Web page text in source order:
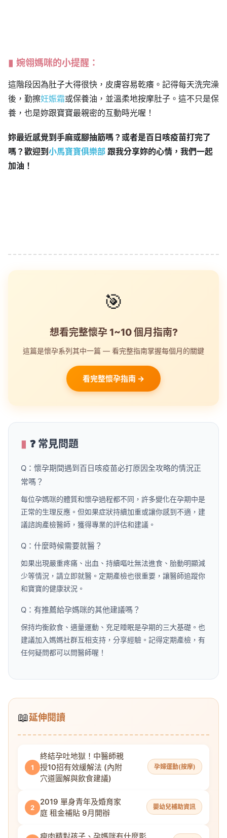
婉翎媽咪的小提醒：
這階段因為肚子大得很快，皮膚容易乾癢。記得每天洗完澡
後，勤擦妊娠霜或保養油，並溫柔地按摩肚子。這不只是保
養，也是妳跟寶寶最親密的互動時光喔！
妳最近感覺到手麻或腳抽筋嗎？或者是百日咳疫苗打完了
嗎？歡迎到 小馬寶寶俱樂部 跟我分享妳的心情，我們一起
加油！
🎯
想看完整懷孕 1~10 個月指南?
這篇是懷孕系列其中一篇 — 看完整指南掌握每個月的關鍵
看完整懷孕指南 →
❓ 常見問題
Q：懷孕期間遇到百日咳疫苗必打原因全攻略的情況正
常嗎？
每位孕媽咪的體質和懷孕過程都不同，許多變化在孕期中是
正常的生理反應。但如果症狀持續加重或讓你感到不適，建
議諮詢產檢醫師，獲得專業的評估和建議。
Q：什麼時候需要就醫？
如果出現嚴重疼痛、出血、持續嘔吐無法進食、胎動明顯減
少等情況，請立即就醫。定期產檢也很重要，讓醫師追蹤你
和寶寶的健康狀況。
Q：有推薦給孕媽咪的其他建議嗎？
保持均衡飲食、適量運動、充足睡眠是孕期的三大基礎。也
建議加入媽媽社群互相支持，分享經驗。記得定期產檢，有
任何疑問都可以問醫師喔！
📖延伸閱讀
1
終結孕吐地獄！中醫師親
授10招有效緩解法 (內附
穴道圖解與飲食建議)
孕婦運動(按摩)
2
2019 單身青年及婚育家
庭 租金補貼 9月開辦
嬰幼兒補助資訊